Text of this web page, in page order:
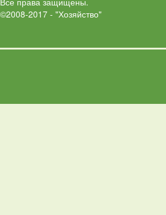
©2008-2017 - "Хозяйство"